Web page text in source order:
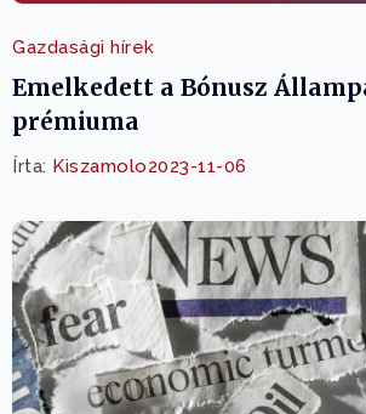
Gazdasági hírek
Emelkedett a Bónusz
prémiuma
Írta: Kiszamolo2023-11-06